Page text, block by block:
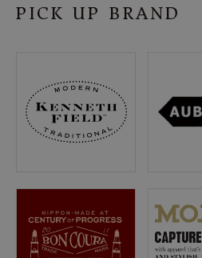
特定商取引法について
お問い合わせ
OFFICIAL WEB SITE
meeting_room ログイン 会員登録
PICK UP BRAND